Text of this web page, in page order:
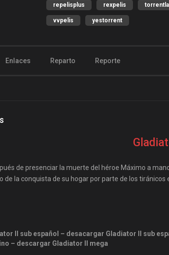
repelisplus rexpelis
vvpelis yestorrent
Enlaces Reparto Reporte
de presenciar la muerte del héroe Máximo a
de la conquista de su hogar por parte de los
II sub español – desacargar Gladiator II sub
– descargar Gladiator II mega